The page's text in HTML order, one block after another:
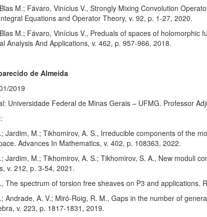
M.; Fávaro, Vinícius V., Strongly Mixing Convolution
Equations and Operator Theory, v. 92, p. 1-27, 2020.
M.; Fávaro, Vinícius V., Preduals of spaces of holomorphic
Analysis And Applications, v. 462, p. 957-966, 2018.
de Almeida
2019
Universidade Federal de Minas Gerais – UFMG. Professor
Jardim, M.; Tikhomirov, A. S., Irreducible components of the
Advances In Mathematics, v. 402, p. 108363, 2022.
Jardim, M.; Tikhomirov, A. S.; Tikhomirov, S. A., New moduli
v. 212, p. 3-54, 2021.
The spectrum of torsion free sheaves on P3 and applications.
Andrade, A. V.; Miró-Roig, R. M., Gaps in the number of
v. 223, p. 1817-1831, 2019.